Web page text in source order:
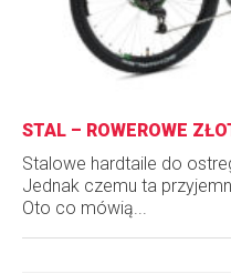
STAL – ROWEROWE
Stalowe hardtaile do
Jednak czemu ta
Oto co mówią...